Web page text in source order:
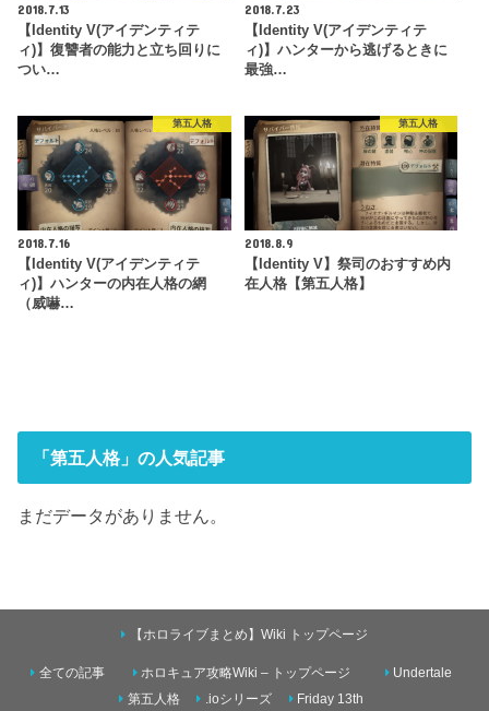
2018.7.13
【Identity V(アイデンティテ
ィ)】復讐者の能力と立ち回りに
つい…
2018.7.23
【Identity V(アイデンティテ
ィ)】ハンターから逃げるときに
最強…
第五人格
2018.7.16
【Identity V(アイデンティテ
ィ)】ハンターの内在人格の網
（威嚇…
第五人格
2018.8.9
【Identity V】祭司のおすすめ内
在人格【第五人格】
「第五人格」の人気記事
まだデータがありません。
全ての記事
【ホロライブまとめ】Wiki トップページ
ホロキュア攻略Wiki – トップページ
Undertale
第五人格
.ioシリーズ Friday 13th